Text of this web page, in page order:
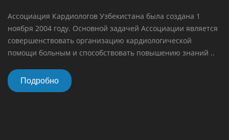
Ассоциация Кардиологов Узбекистана была создана 1
ноября 2004 году. Основной задачей Ассоциации является
совершенствовать организацию кардиологической
помощи больным и способствовать повышению знаний ..
Подробно